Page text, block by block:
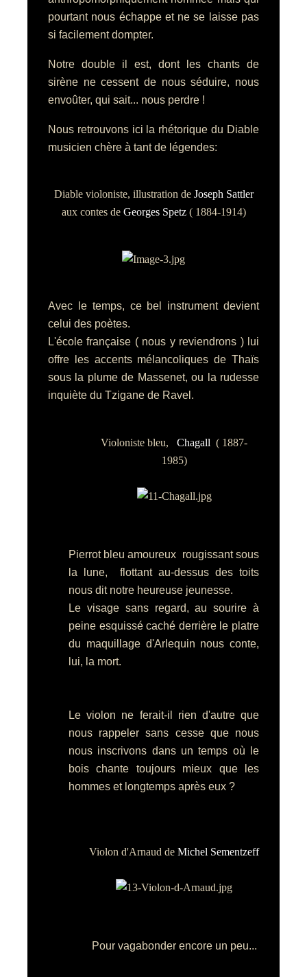
pourtant nous échappe et ne se laisse pas
si facilement dompter.
Notre double il est, dont les chants de
sirène ne cessent de nous séduire, nous
envoûter, qui sait... nous perdre !
Nous retrouvons ici la rhétorique du Diable
musicien chère à tant de légendes:
Diable violoniste, illustration de Joseph Sattler
aux contes de Georges Spetz ( 1884-1914)
Avec le temps, ce bel instrument devient
celui des poètes.
L'école française ( nous y reviendrons ) lui
offre les accents mélancoliques de Thaïs
sous la plume de Massenet, ou la rudesse
inquiète du Tzigane de Ravel.
Violoniste bleu, Chagall ( 1887-
1985)
Pierrot bleu amoureux rougissant sous
la lune, flottant au-dessus des toits
nous dit notre heureuse jeunesse.
Le visage sans regard, au sourire à
peine esquissé caché derrière le platre
du maquillage d'Arlequin nous conte,
lui, la mort.
Le violon ne ferait-il rien d'autre que
nous rappeler sans cesse que nous
nous inscrivons dans un temps où le
bois chante toujours mieux que les
hommes et longtemps après eux ?
Violon d'Arnaud de Michel Sementzeff
Pour vagabonder encore un peu...